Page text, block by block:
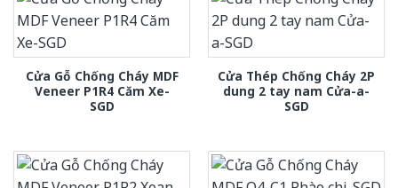
Cửa Gỗ Chống Cháy MDF
Veneer P1R4 Căm Xe-
SGD
Cửa Thép Chống Cháy 2P
dung 2 tay nam Cửa-a-
SGD